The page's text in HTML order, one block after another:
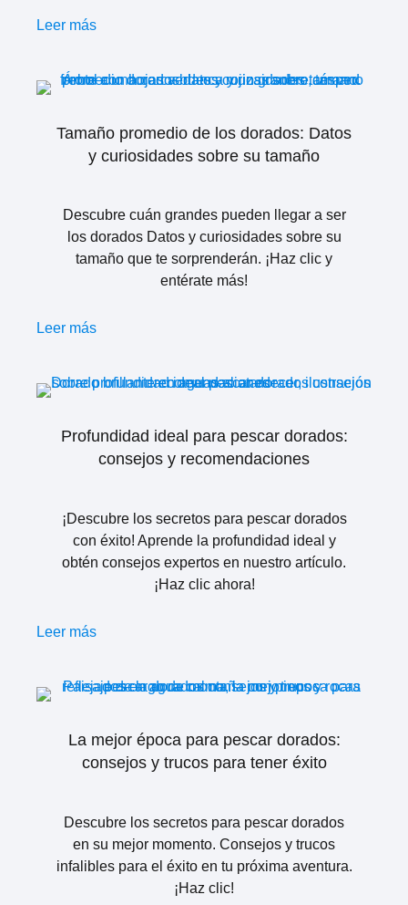
Leer más
Tamaño promedio de los dorados: Datos
y curiosidades sobre su tamaño
Descubre cuán grandes pueden llegar a ser
los dorados Datos y curiosidades sobre su
tamaño que te sorprenderán. ¡Haz clic y
entérate más!
Leer más
Profundidad ideal para pescar dorados:
consejos y recomendaciones
¡Descubre los secretos para pescar dorados
con éxito! Aprende la profundidad ideal y
obtén consejos expertos en nuestro artículo.
¡Haz clic ahora!
Leer más
La mejor época para pescar dorados:
consejos y trucos para tener éxito
Descubre los secretos para pescar dorados
en su mejor momento. Consejos y trucos
infalibles para el éxito en tu próxima aventura.
¡Haz clic!